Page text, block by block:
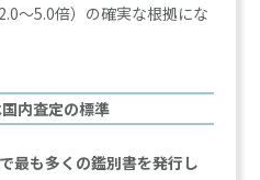
〜5.0倍）の確実な根拠にな
内査定の標準
最も多くの鑑別書を発行し